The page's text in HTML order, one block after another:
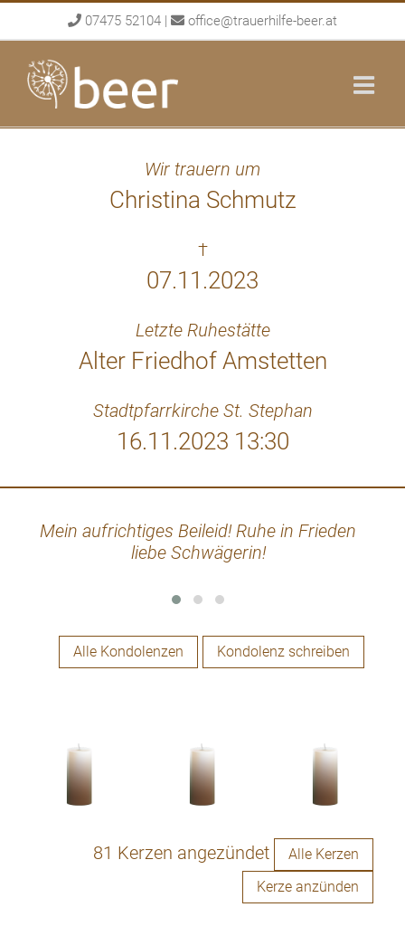
to
content
07475 52104 | office@trauerhilfe-beer.at
Wir trauern um
Christina Schmutz
†
07.11.2023
Letzte Ruhestätte
Alter Friedhof Amstetten
Stadtpfarrkirche St. Stephan
16.11.2023 13:30
Mein aufrichtiges Beileid! Ruhe in Frieden
liebe Schwägerin!
Alle Kondolenzen Kondolenz schreiben
81 Kerzen angezündet
Alle Kerzen
Kerze anzünden